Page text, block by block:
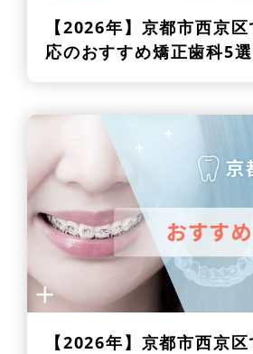
【2026年】 京都市西京
応のおすすめ矯正歯科5選
【2026年】 京都市西京